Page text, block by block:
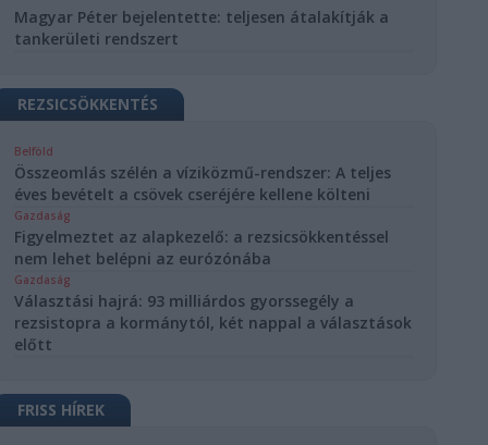
Magyar Péter bejelentette: teljesen átalakítják a
tankerületi rendszert
REZSICSÖKKENTÉS
Belföld
Összeomlás szélén a víziközmű-rendszer: A teljes
éves bevételt a csövek cseréjére kellene költeni
Gazdaság
Figyelmeztet az alapkezelő: a rezsicsökkentéssel
nem lehet belépni az eurózónába
Gazdaság
Választási hajrá: 93 milliárdos gyorssegély a
rezsistopra a kormánytól, két nappal a választások
előtt
FRISS HÍREK